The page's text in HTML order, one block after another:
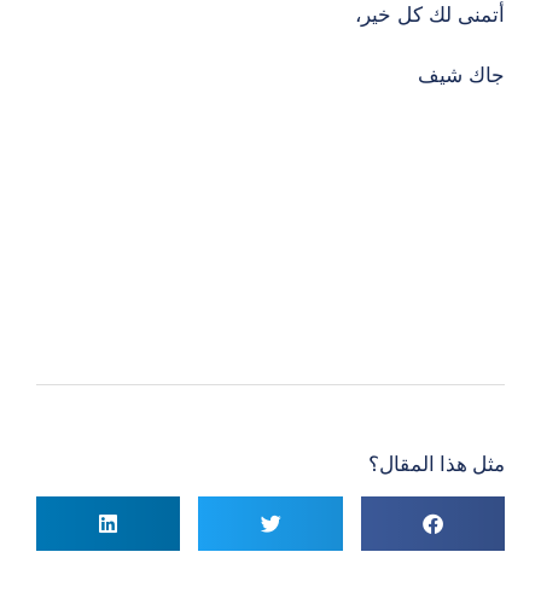
أتمنى لك كل خير،
جاك شيف
مثل هذا المقال؟